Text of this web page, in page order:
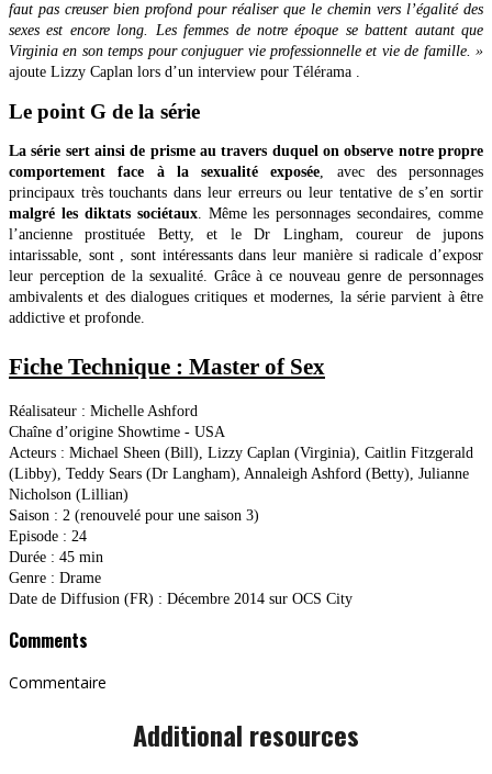
faut pas creuser bien profond pour réaliser que le chemin vers l’égalité des
sexes est encore long. Les femmes de notre époque se battent autant que
Virginia en son temps pour conjuguer vie professionnelle et vie de famille. »
ajoute Lizzy Caplan lors d’un interview pour Télérama .
Le point G de la série
La série sert ainsi de prisme au travers duquel on observe notre propre
comportement face à la sexualité exposée, avec des personnages
principaux très touchants dans leur erreurs ou leur tentative de s’en sortir
malgré les diktats sociétaux. Même les personnages secondaires, comme
l’ancienne prostituée Betty, et le Dr Lingham, coureur de jupons
intarissable, sont , sont intéressants dans leur manière si radicale d’exposr
leur perception de la sexualité. Grâce à ce nouveau genre de personnages
ambivalents et des dialogues critiques et modernes, la série parvient à être
addictive et profonde.
Fiche Technique : Master of Sex
Réalisateur : Michelle Ashford
Chaîne d’origine Showtime - USA
Acteurs : Michael Sheen (Bill), Lizzy Caplan (Virginia), Caitlin Fitzgerald
(Libby), Teddy Sears (Dr Langham), Annaleigh Ashford (Betty), Julianne
Nicholson (Lillian)
Saison : 2 (renouvelé pour une saison 3)
Episode : 24
Durée : 45 min
Genre : Drame
Date de Diffusion (FR) : Décembre 2014 sur OCS City
Comments
Commentaire
Additional resources